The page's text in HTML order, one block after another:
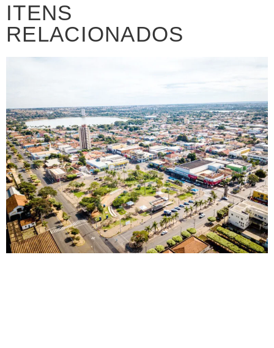
ITENS
RELACIONADOS